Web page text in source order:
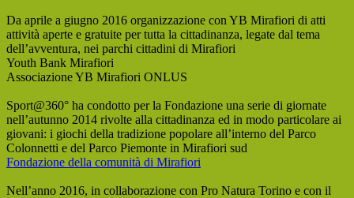
Da aprile a giugno 2016 organizzazione con YB Mirafiori di atti
attività aperte e gratuite per tutta la cittadinanza, legate dal tema
dell’avventura, nei parchi cittadini di Mirafiori
Youth Bank Mirafiori
Associazione YB Mirafiori ONLUS
Sport@360° ha condotto per la Fondazione una serie di giornate
nell’autunno 2014 rivolte alla cittadinanza ed in modo particolare ai
giovani: i giochi della tradizione popolare all’interno del Parco
Colonnetti e del Parco Piemonte in Mirafiori sud
Fondazione della comunità di Mirafiori
Nell’anno 2016, in collaborazione con Pro Natura Torino e con il